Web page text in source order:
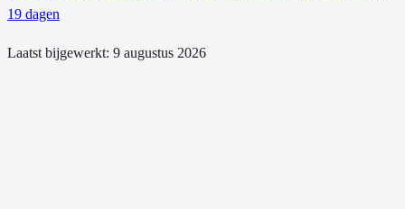
19 dagen
Laatst bijgewerkt: 9 augustus 2026